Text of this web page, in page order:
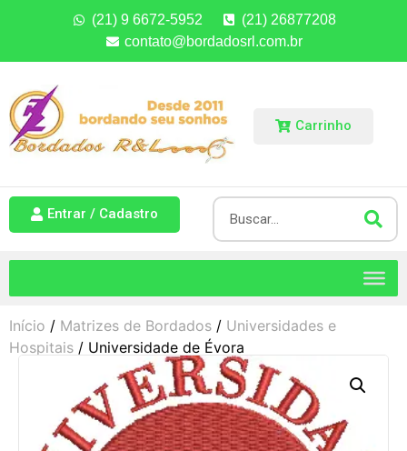
(21) 9 6672-5952
(21) 26877208
contato@bordadosrl.com.br
Carrinho
Entrar / Cadastro
Início / Matrizes de Bordados / Universidades e
Hospitais / Universidade de Évora